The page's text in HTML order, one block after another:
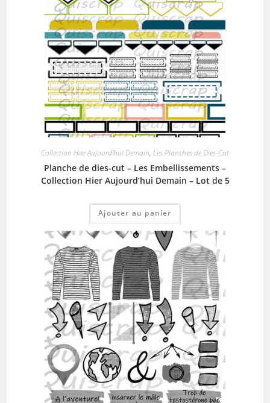
Collection Hier Aujourd'hui Demain, Les Planches de Dies-Cut
Planche de dies-cut – Les Embellissements –
Collection Hier Aujourd’hui Demain – Lot de 5
Ajouter au panier